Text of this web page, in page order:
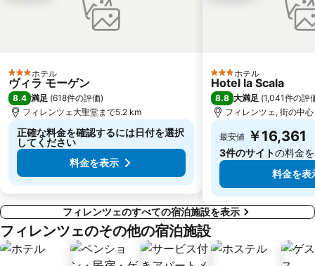
3 ホテルのランク
ホテル
ヴィラ モーゲン
8.4 満足 (618件の評価)
フィレンツェ大聖堂まで5.2 km
正確な料金を確認するには日付を選択
してください
料金を表示
3 ホテルのランク
ホテル
Hotel la Scala
8.8 大満足 (1,041件の評
フィレンツェ, 街の中
最安値 ￥16,361
3件のサイトの料金
料金を表
フィレンツェのすべての宿泊施設を表示
フィレンツェのその他の宿泊施設